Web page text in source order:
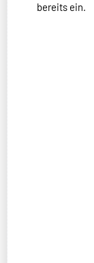
bereits ein.